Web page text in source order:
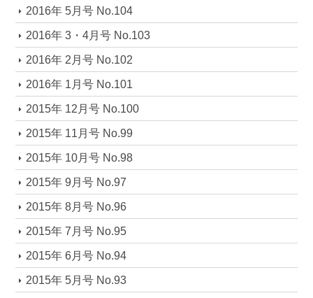
2016年 5月号 No.104
2016年 3・4月号 No.103
2016年 2月号 No.102
2016年 1月号 No.101
2015年 12月号 No.100
2015年 11月号 No.99
2015年 10月号 No.98
2015年 9月号 No.97
2015年 8月号 No.96
2015年 7月号 No.95
2015年 6月号 No.94
2015年 5月号 No.93